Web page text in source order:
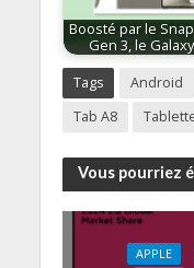
Boosté par le
Gen 3, le
Tags Android
Tab A8
Vous pourriez
APPLE